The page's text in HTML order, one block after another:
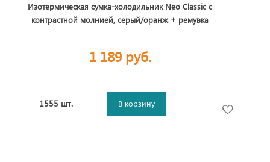
Изотермическая сумка-холодильник Neo Classic c
контрастной молнией, серый/оранж + ремувка
1 189 руб.
1555 шт. В корзину